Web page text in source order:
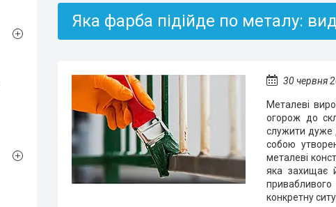
Яка фарба підійде по металу:
30 червня
Металеві
огорож до
служити дуже
собою
металеві
яка захищає
конкретну